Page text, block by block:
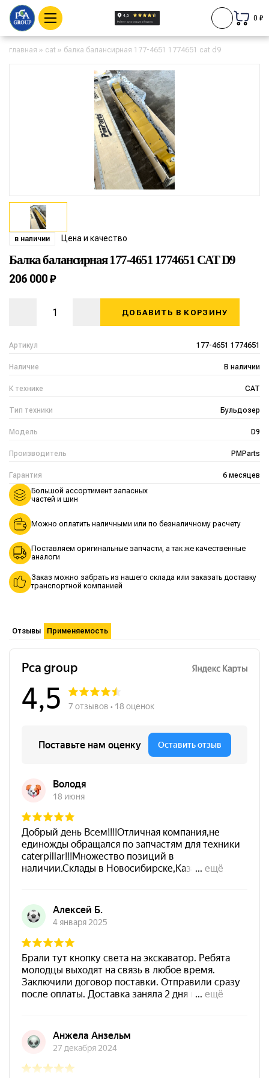
0 ₽
главная » cat » балка балансирная 177-4651 1774651 cat d9
в наличии Цена и качество
Балка балансирная 177-4651 1774651 CAT D9
Артикул 177-4651 1774651
Наличие В наличии
К технике CAT
Тип техники Бульдозер
Модель D9
Производитель PMParts
Гарантия 6 месяцев
206 000 ₽
ДОБАВИТЬ В КОРЗИНУ
Большой ассортимент запасных
частей и шин
Можно оплатить наличными или по безналичному расчету
Поставляем оригинальные запчасти, а так же качественные
аналоги
Заказ можно забрать из нашего склада или заказать доставку
транспортной компанией
Отзывы Применяемость